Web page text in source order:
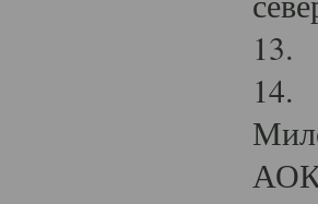
13.
14.